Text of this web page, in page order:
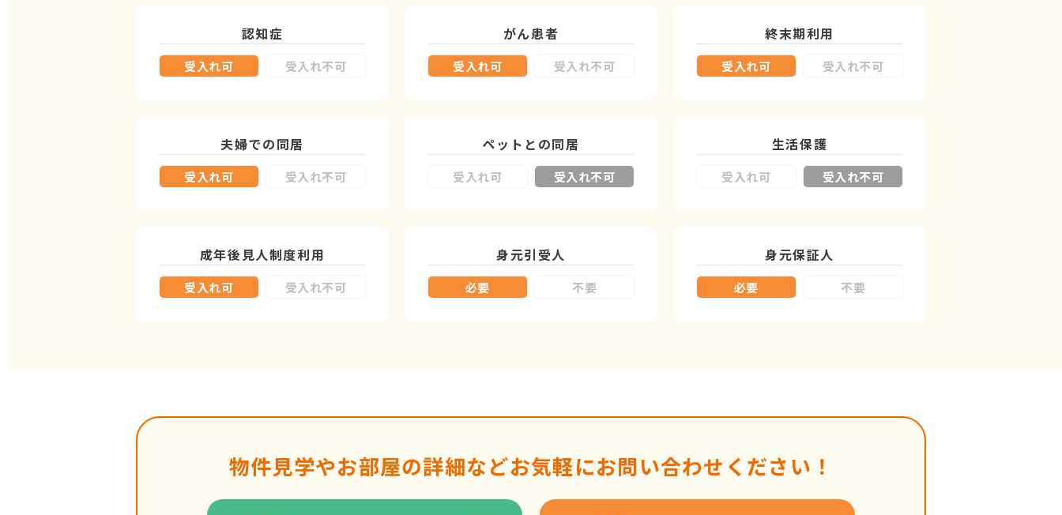
認知症
受入れ可 受入れ不可
がん患者
受入れ可 受入れ不可
終末期利用
受入れ可 受入れ不可
夫婦での同居
受入れ可 受入れ不可
ペットとの同居
受入れ可 受入れ不可
生活保護
受入れ可 受入れ不可
成年後見人制度利用
受入れ可 受入れ不可
身元引受人
必要 不要
身元保証人
必要 不要
物件見学やお部屋の詳細などお気軽にお問い合わせください！